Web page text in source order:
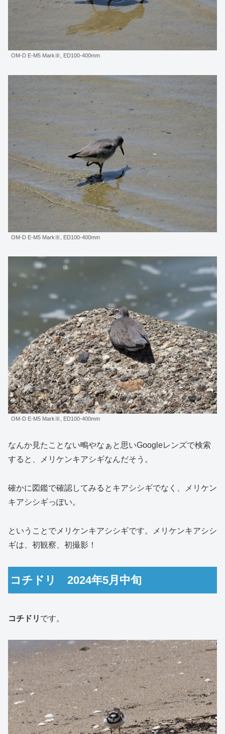
OM-D E-M5 MarkⅢ, ED100-400mm
OM-D E-M5 MarkⅢ, ED100-400mm
OM-D E-M5 MarkⅢ, ED100-400mm
なんか見たことない鴫やなぁと思いGoogleレンズで検索
すると、メリケンキアシギなんだそう。
確かに図鑑で確認してみるとキアシシギでなく、メリケン
キアシシギっぽい。
ということでメリケンキアシシギです。メリケンキアシシ
ギは、初観察、初撮影！
コチドリ 2024年5月中旬
コチドリ です。